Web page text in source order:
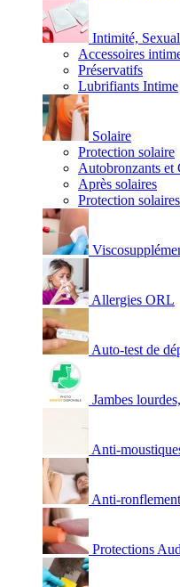
Intimité,
Accessoires
Préservatifs
Lubrifiants Intime
Solaire
Protection solaire
Autobronzants et
Après solaires
Protection
Allergies ORL
Auto-test de
Jambes
Anti-
Anti-ronflement
Protections